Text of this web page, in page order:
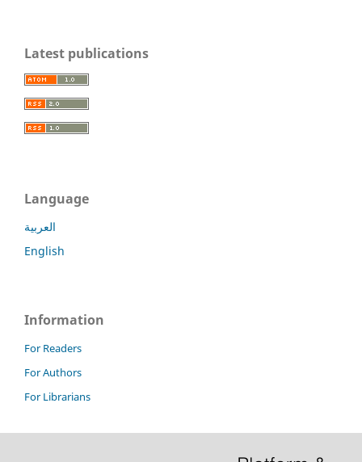
Latest publications
Language
العربية
English
Information
For Readers
For Authors
For Librarians